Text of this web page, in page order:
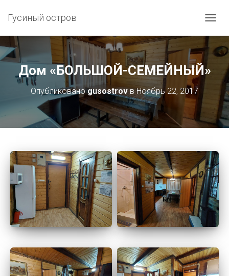
Гусиный остров
Е
Е
Л
Ь
В
И
Г
А
Ц
И
Ю
Дом «БОЛЬШОЙ-СЕМЕЙНЫЙ»
ОпубликованоgusostrovвНоябрь 22, 2017